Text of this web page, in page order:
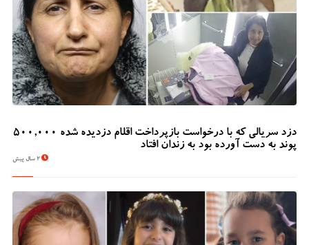
دزد سریالی که با درخواست بازپرداخت اقلام دزدیده شده 500,000
پوند به دست آورده بود به زندان افتاد
2 سال پیش